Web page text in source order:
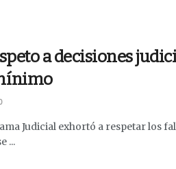
a decisiones
Judicial exhortó a respetar los
...